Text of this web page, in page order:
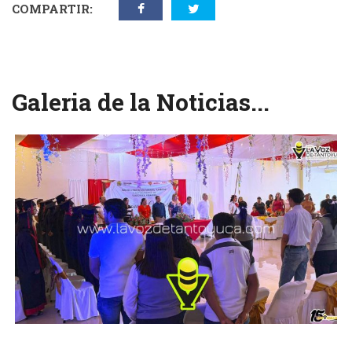
COMPARTIR:
Galeria de la Noticias...